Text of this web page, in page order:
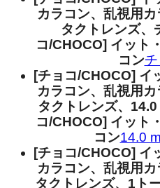
カラコン、乱視用
タクトレンズ
コ/CHOCO] イット
コン
[チョコ/CHOCO] イ
カラコン、乱視用
タクトレンズ、
コ/CHOCO] イット
コン14.0
[チョコ/CHOCO] イ
カラコン、乱視用
タクトレンズ、1ト